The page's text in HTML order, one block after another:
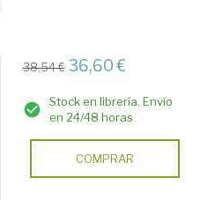
38,54 € 36,60 €
Stock en librería. Envío
en 24/48 horas
COMPRAR